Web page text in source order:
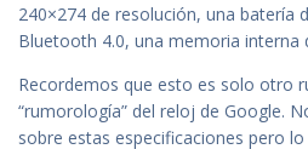
240×274 de resolución, una batería
Bluetooth 4.0, una memoria interna
Recordemos que esto es solo otro
“rumorología” del reloj de Google.
sobre estas especificaciones pero